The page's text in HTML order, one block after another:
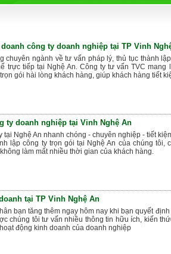
công ty doanh nghiệp tại TP Vinh
chuyên ngành về tư vấn pháp lý, thủ tục thành
trực tiếp tại Nghệ An. Công ty tư vấn TVC
gói hài lòng khách hàng, giúp khách hàng tiết
ty doanh nghiệp tại Vinh Nghệ An
tại Nghệ An nhanh chóng - chuyên nghiệp - tiết
lập công ty trọn gói tại Nghệ An của chúng tôi,
làm mất nhiều thời gian của khách hàng.
tại TP Vinh Nghệ An
bạn tăng thêm ngay hôm nay khi bạn quyết
chúng tôi tư vấn nhiều thông tin hữu ích, kiến
động kinh doanh của doanh nghiệp